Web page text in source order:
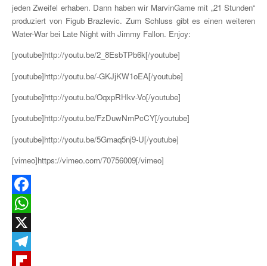
jeden Zweifel erhaben. Dann haben wir MarvinGame mit „21 Stunden“
produziert von Figub Brazlevic. Zum Schluss gibt es einen weiteren
Water-War bei Late Night with Jimmy Fallon. Enjoy:
[youtube]http://youtu.be/2_8EsbTPb6k[/youtube]
[youtube]http://youtu.be/-GKJjKW1oEA[/youtube]
[youtube]http://youtu.be/OqxpRHkv-Vo[/youtube]
[youtube]http://youtu.be/FzDuwNmPcCY[/youtube]
[youtube]http://youtu.be/5Gmaq5nj9-U[/youtube]
[vimeo]https://vimeo.com/70756009[/vimeo]
Facebook
WhatsApp
X
Telegram